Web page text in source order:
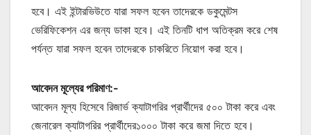
হবে। এই ইন্টারভিউতে যারা সফল হবেন তাদেরকে ডকুমেন্টস
ভেরিফিকেশন এর জন্য ডাকা হবে। এই তিনটি ধাপ অতিক্রম করে শেষ
পর্যন্ত যারা সফল হবেন তাদেরকে চাকরিতে নিয়োগ করা হবে।
আবেদন মূল্যের পরিমাণ:-
আবেদন মূল্য হিসেবে রিজার্ভ ক্যাটাগরির প্রার্থীদের ৫০০ টাকা করে এবং
জেনারেল ক্যাটাগরির প্রার্থীদের১০০০ টাকা করে জমা দিতে হবে।